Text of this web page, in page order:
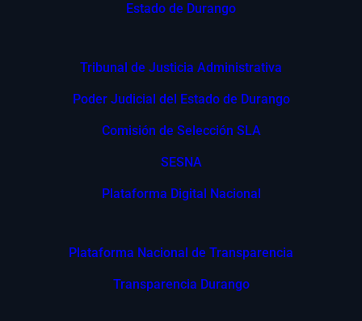
Estado de Durango
Tribunal de Justicia Administrativa
Poder Judicial del Estado de Durango
Comisión de Selección SLA
SESNA
Plataforma Digital Nacional
Plataforma Nacional de Transparencia
Transparencia Durango